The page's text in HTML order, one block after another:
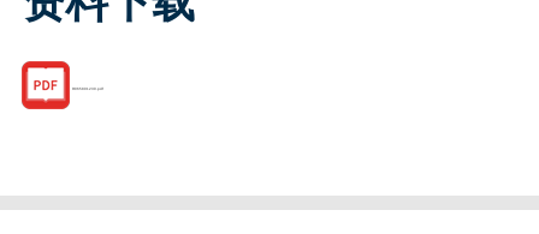
R065801230.pdf